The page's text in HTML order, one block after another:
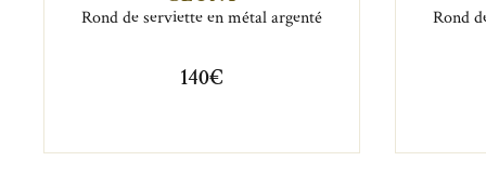
Rond de serviette en métal argenté
140€
Rond